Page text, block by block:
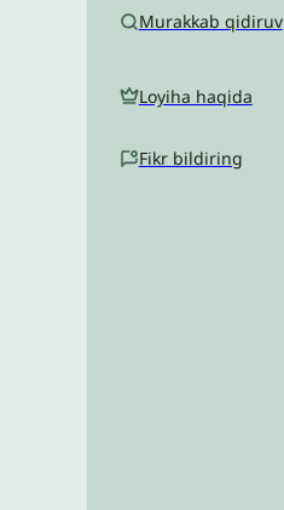
Murakkab qidiruv
Loyiha haqida
Fikr bildiring